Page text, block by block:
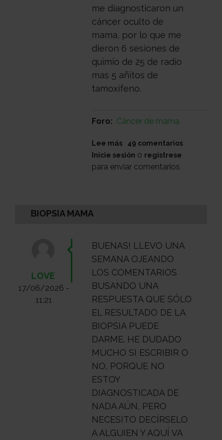
me diagnosticaron un
cáncer oculto de
mama, por lo que me
dieron 6 sesiones de
quimio de 25 de radio
mas 5 añitos de
tamoxifeno.
Foro Cáncer de mama
Lee más sobre
efectos
secundarios
49 comentarios
Inicie sesión o registrese
para enviar comentarios
BIOPSIA MAMA
LOVE
17/06/2026 -
11:21
BUENAS! LLEVO UNA
SEMANA OJEANDO
LOS COMENTARIOS
BUSANDO UNA
RESPUESTA QUE SÓLO
EL RESULTADO DE LA
BIOPSIA PUEDE
DARME. HE DUDADO
MUCHO SI ESCRIBIR O
NO, PORQUE NO
ESTOY
DIAGNOSTICADA DE
NADA AÚN, PERO
NECESITO DECÍRSELO
A ALGUIEN Y AQUÍ VA